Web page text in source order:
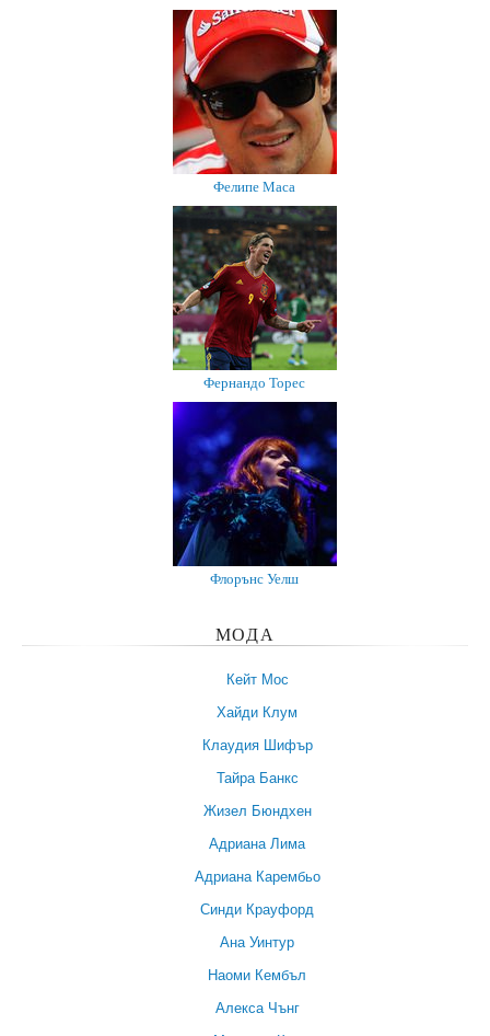
Фелипе Маса
Фернандо Торес
Флорънс Уелш
МОДА
Кейт Мос
Хайди Клум
Клаудия Шифър
Тайра Банкс
Жизел Бюндхен
Адриана Лима
Адриана Карембьо
Синди Крауфорд
Ана Уинтур
Наоми Кембъл
Алекса Чънг